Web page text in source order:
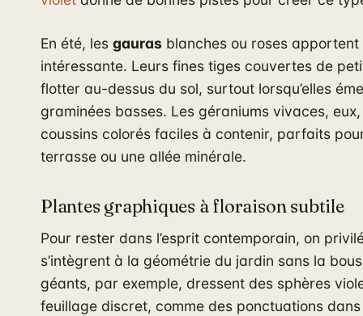
En été, les gauras blanches ou roses apportent
intéressante. Leurs fines tiges couvertes de
flotter au-dessus du sol, surtout lorsqu’elles
graminées basses. Les géraniums vivaces,
coussins colorés faciles à contenir, parfaits
terrasse ou une allée minérale.
Plantes graphiques à floraison subtile
Pour rester dans l’esprit contemporain, on
s’intègrent à la géométrie du jardin sans la
géants, par exemple, dressent des sphères
feuillage discret, comme des ponctuations